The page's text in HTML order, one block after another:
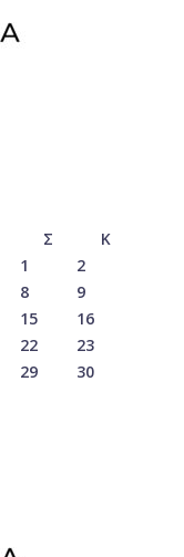
Σ
Κ
1
2
8
9
15
16
22
23
29
30